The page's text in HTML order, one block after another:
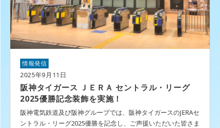
情報発信
2025年9月11日
阪神タイガース ＪＥＲＡ セントラル・リーグ
2025優勝記念装飾を実施！
阪神電気鉄道及び阪神グループでは、阪神タイガースのJERAセ
ントラル・リーグ2025優勝を記念し、ご声援いただいた皆さま